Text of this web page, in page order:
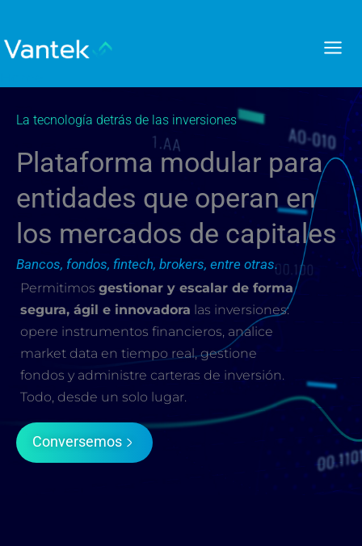
contenido
La tecnología detrás de las inversiones
Plataforma modular para
entidades que operan en
los mercados de capitales
Bancos, fondos, fintech, brokers, entre otras.
Permitimos gestionar y escalar de forma
segura, ágil e innovadora las inversiones:
opere instrumentos financieros, analice
market data en tiempo real, gestione
fondos y administre carteras de inversión.
Todo, desde un solo lugar.
Conversemos